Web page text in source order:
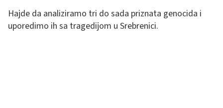
Hajde da analiziramo tri do sada priznata genocida i
uporedimo ih sa tragedijom u Srebrenici.